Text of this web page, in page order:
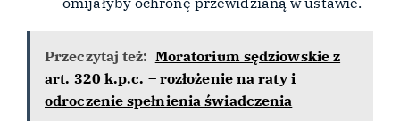
Przeczytaj też: Moratorium sędziowskie z
art. 320 k.p.c. – rozłożenie na raty i
odroczenie spełnienia świadczenia